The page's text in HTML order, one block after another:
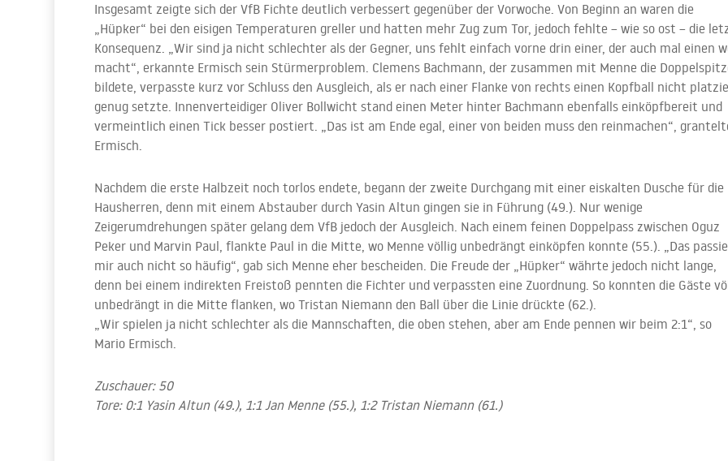
Insgesamt zeigte sich der VfB Fichte deutlich verbessert gegenüber der Vorwoche. Von Beginn an waren die
„Hüpker“ bei den eisigen Temperaturen greller und hatten mehr Zug zum Tor, jedoch fehlte – wie so ost – die
Konsequenz. „Wir sind ja nicht schlechter als der Gegner, uns fehlt einfach vorne drin einer, der auch mal einen
macht“, erkannte Ermisch sein Stürmerproblem. Clemens Bachmann, der zusammen mit Menne die
bildete, verpasste kurz vor Schluss den Ausgleich, als er nach einer Flanke von rechts einen Kopfball nicht
genug setzte. Innenverteidiger Oliver Bollwicht stand einen Meter hinter Bachmann ebenfalls einköpfbereit und
vermeintlich einen Tick besser postiert. „Das ist am Ende egal, einer von beiden muss den reinmachen“,
Ermisch.
Nachdem die erste Halbzeit noch torlos endete, begann der zweite Durchgang mit einer eiskalten Dusche für die
Hausherren, denn mit einem Abstauber durch Yasin Altun gingen sie in Führung (49.). Nur wenige
Zeigerumdrehungen später gelang dem VfB jedoch der Ausgleich. Nach einem feinen Doppelpass zwischen Oguz
Peker und Marvin Paul, flankte Paul in die Mitte, wo Menne völlig unbedrängt einköpfen konnte (55.). „Das
mir auch nicht so häufig“, gab sich Menne eher bescheiden. Die Freude der „Hüpker“ währte jedoch nicht lange,
denn bei einem indirekten Freistoß pennten die Fichter und verpassten eine Zuordnung. So konnten die Gäste
unbedrängt in die Mitte flanken, wo Tristan Niemann den Ball über die Linie drückte (62.).
„Wir spielen ja nicht schlechter als die Mannschaften, die oben stehen, aber am Ende pennen wir beim 2:1“, so
Mario Ermisch.
Zuschauer: 50
Tore: 0:1 Yasin Altun (49.), 1:1 Jan Menne (55.), 1:2 Tristan Niemann (61.)